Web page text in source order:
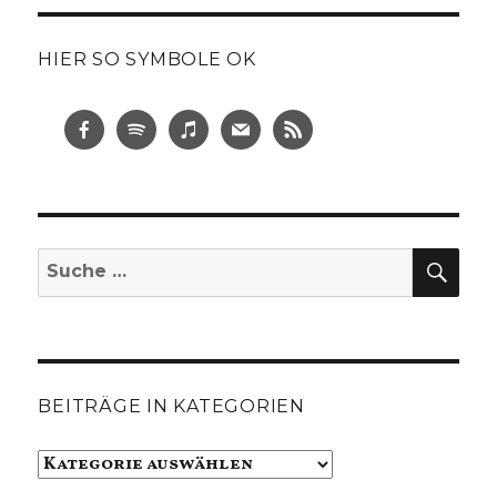
HIER SO SYMBOLE OK
Suche
nach:
BEITRÄGE IN KATEGORIEN
Beiträge